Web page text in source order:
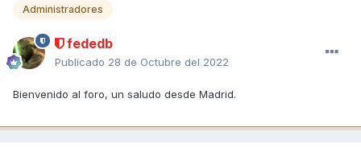
Administradores
fededb
Publicado 28 de Octubre del 2022
Bienvenido al foro, un saludo desde Madrid.